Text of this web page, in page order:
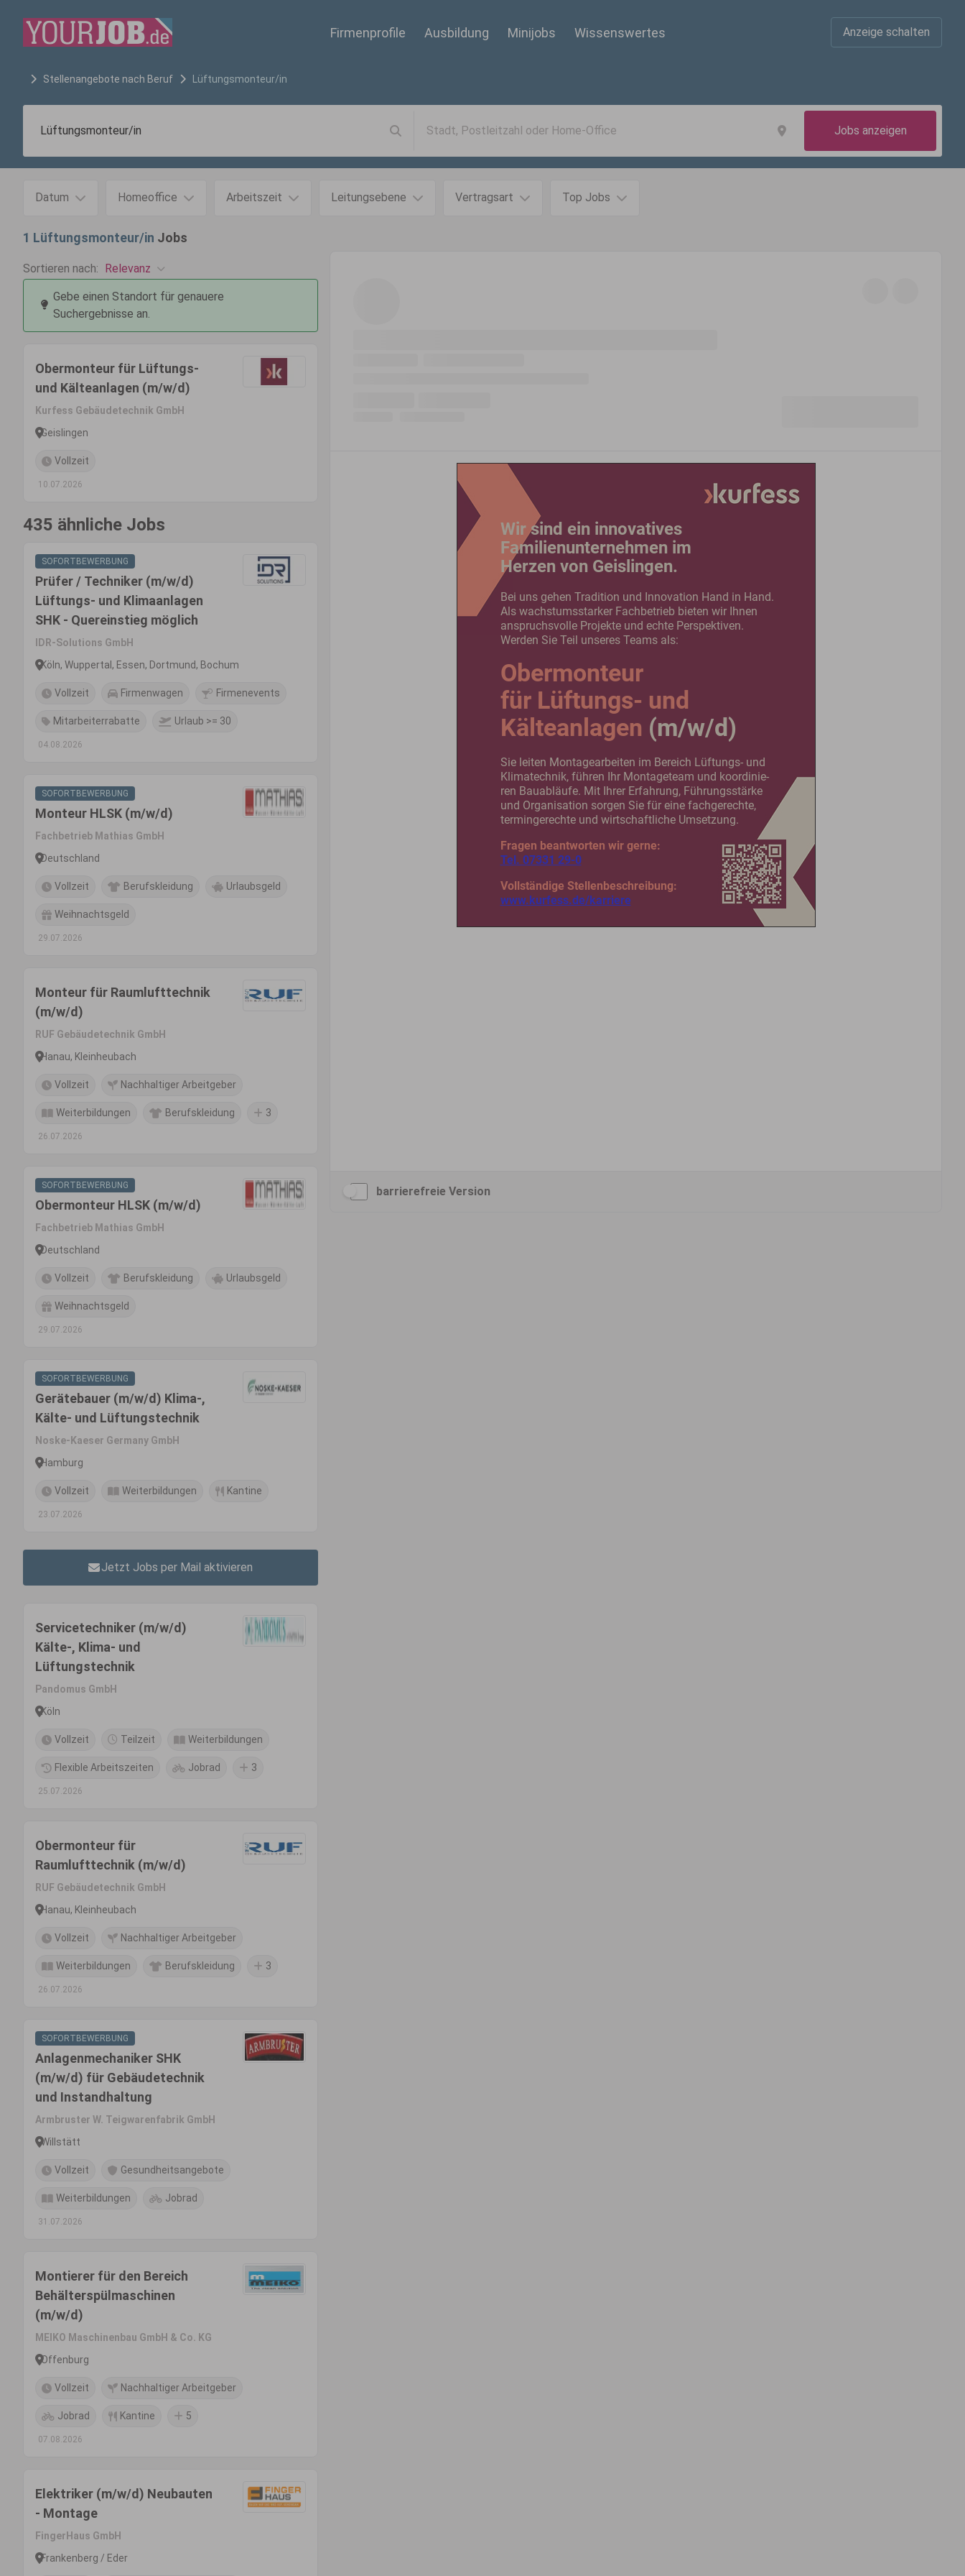
Firmenprofile Ausbildung Minijobs Wissenswertes Anzeige schalten
Stellenangebote nach Beruf Lüftungsmonteur/in
Jobs anzeigen
Datum Homeoffice Arbeitszeit Leitungsebene Vertragsart Top Jobs
1 Lüftungsmonteur/in Jobs
Sortieren nach: Relevanz
Gebe einen Standort für genauere
Suchergebnisse an.
Obermonteur für Lüftungs-
und Kälteanlagen (m/w/d)
Kurfess Gebäudetechnik GmbH
Geislingen
Vollzeit
10.07.2026
435 ähnliche Jobs
SOFORTBEWERBUNG
Prüfer / Techniker (m/w/d)
Lüftungs- und Klimaanlagen
SHK - Quereinstieg möglich
IDR-Solutions GmbH
Köln, Wuppertal, Essen, Dortmund, Bochum
Vollzeit Firmenwagen Firmenevents
Mitarbeiterrabatte Urlaub >= 30
04.08.2026
SOFORTBEWERBUNG
Monteur HLSK (m/w/d)
Fachbetrieb Mathias GmbH
Deutschland
Vollzeit Berufskleidung Urlaubsgeld
Weihnachtsgeld
29.07.2026
Monteur für Raumlufttechnik
(m/w/d)
RUF Gebäudetechnik GmbH
Hanau, Kleinheubach
Vollzeit Nachhaltiger Arbeitgeber
Weiterbildungen Berufskleidung 3
26.07.2026
SOFORTBEWERBUNG
Obermonteur HLSK (m/w/d)
Fachbetrieb Mathias GmbH
Deutschland
Vollzeit Berufskleidung Urlaubsgeld
Weihnachtsgeld
29.07.2026
SOFORTBEWERBUNG
Gerätebauer (m/w/d) Klima-,
Kälte- und Lüftungstechnik
Noske-Kaeser Germany GmbH
Hamburg
Vollzeit Weiterbildungen Kantine
23.07.2026
Jetzt Jobs per Mail aktivieren
Servicetechniker (m/w/d)
Kälte-, Klima- und
Lüftungstechnik
Pandomus GmbH
Köln
Vollzeit Teilzeit Weiterbildungen
Flexible Arbeitszeiten Jobrad 3
25.07.2026
Obermonteur für
Raumlufttechnik (m/w/d)
RUF Gebäudetechnik GmbH
Hanau, Kleinheubach
Vollzeit Nachhaltiger Arbeitgeber
Weiterbildungen Berufskleidung 3
26.07.2026
SOFORTBEWERBUNG
Anlagenmechaniker SHK
(m/w/d) für Gebäudetechnik
und Instandhaltung
Armbruster W. Teigwarenfabrik GmbH
Willstätt
Vollzeit Gesundheitsangebote
Weiterbildungen Jobrad
31.07.2026
Montierer für den Bereich
Behälterspülmaschinen
(m/w/d)
MEIKO Maschinenbau GmbH & Co. KG
Offenburg
Vollzeit Nachhaltiger Arbeitgeber
Jobrad Kantine 5
07.08.2026
Elektriker (m/w/d) Neubauten
- Montage
FingerHaus GmbH
Frankenberg / Eder
barrierefreie Version